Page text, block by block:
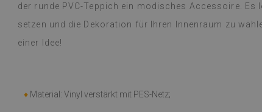
der runde PVC-Teppich ein modisches Accessoire.
setzen und die Dekoration für Ihren Innenraum zu
einer Idee!
♦ Material: Vinyl verstärkt mit PES-Netz;